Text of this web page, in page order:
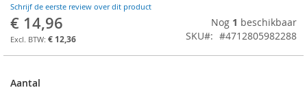
Schrijf de eerste review over dit product
€ 14,96
€ 12,36
Nog 1 beschikbaar
SKU
#4712805982288
Aantal
van
de
afbeeldingen-